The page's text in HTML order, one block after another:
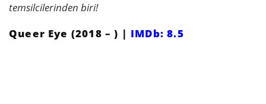
temsilcilerinden biri!
Queer Eye (2018 – ) | IMDb: 8.5